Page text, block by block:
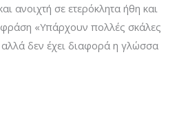
ανοιχτή σε ετερόκλητα ήθη και
«Υπάρχουν πολλές σκάλες
δεν έχει διαφορά η γλώσσα